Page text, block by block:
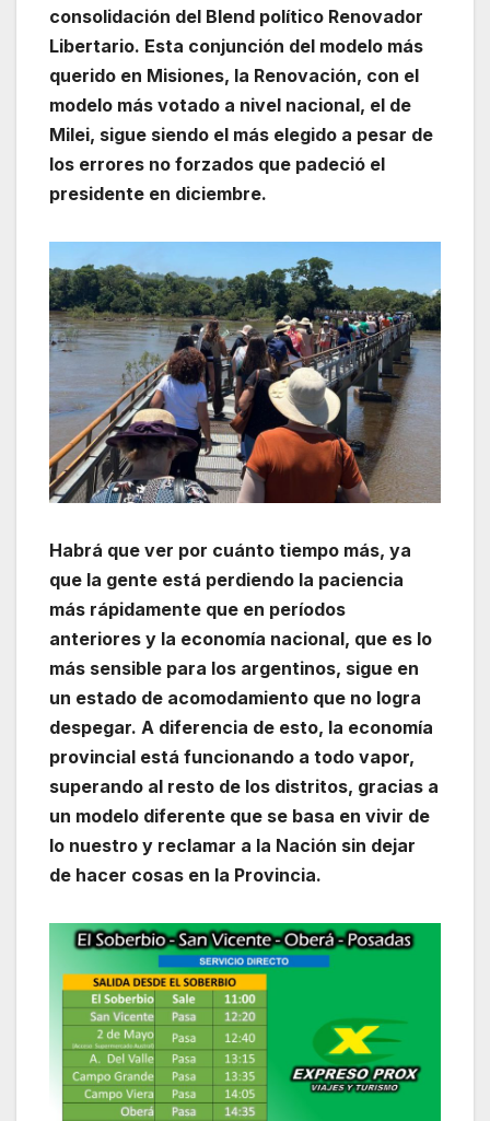
consolidación del Blend político Renovador
Libertario. Esta conjunción del modelo más
querido en Misiones, la Renovación, con el
modelo más votado a nivel nacional, el de
Milei, sigue siendo el más elegido a pesar de
los errores no forzados que padeció el
presidente en diciembre.
Habrá que ver por cuánto tiempo más, ya
que la gente está perdiendo la paciencia
más rápidamente que en períodos
anteriores y la economía nacional, que es lo
más sensible para los argentinos, sigue en
un estado de acomodamiento que no logra
despegar. A diferencia de esto, la economía
provincial está funcionando a todo vapor,
superando al resto de los distritos, gracias a
un modelo diferente que se basa en vivir de
lo nuestro y reclamar a la Nación sin dejar
de hacer cosas en la Provincia.